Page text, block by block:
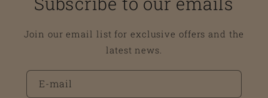
Join our email list for exclusive offers and the
latest news.
E-mail